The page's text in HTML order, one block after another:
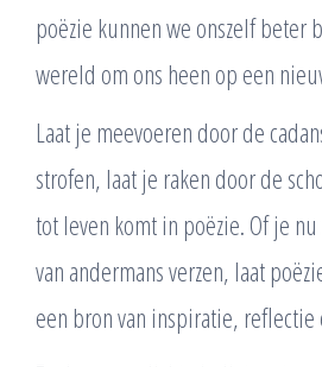
poëzie kunnen we onszelf beter
wereld om ons heen op een
Laat je meevoeren door de
strofen, laat je raken door de
tot leven komt in poëzie. Of je
van andermans verzen, laat
een bron van inspiratie,